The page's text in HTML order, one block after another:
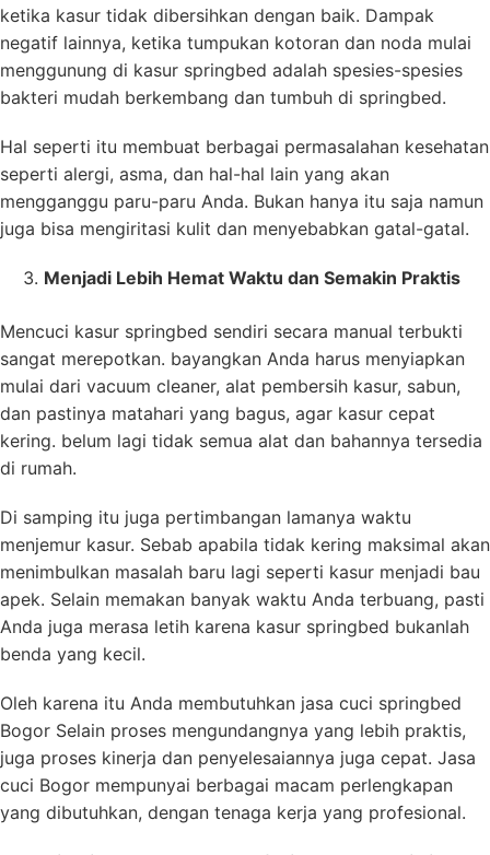
ketika kasur tidak dibersihkan dengan baik. Dampak
negatif lainnya, ketika tumpukan kotoran dan noda mulai
menggunung di kasur springbed adalah spesies-spesies
bakteri mudah berkembang dan tumbuh di springbed.
Hal seperti itu membuat berbagai permasalahan kesehatan
seperti alergi, asma, dan hal-hal lain yang akan
mengganggu paru-paru Anda. Bukan hanya itu saja namun
juga bisa mengiritasi kulit dan menyebabkan gatal-gatal.
Menjadi Lebih Hemat Waktu dan Semakin Praktis
Mencuci kasur springbed sendiri secara manual terbukti
sangat merepotkan. bayangkan Anda harus menyiapkan
mulai dari vacuum cleaner, alat pembersih kasur, sabun,
dan pastinya matahari yang bagus, agar kasur cepat
kering. belum lagi tidak semua alat dan bahannya tersedia
di rumah.
Di samping itu juga pertimbangan lamanya waktu
menjemur kasur. Sebab apabila tidak kering maksimal akan
menimbulkan masalah baru lagi seperti kasur menjadi bau
apek. Selain memakan banyak waktu Anda terbuang, pasti
Anda juga merasa letih karena kasur springbed bukanlah
benda yang kecil.
Oleh karena itu Anda membutuhkan jasa cuci springbed
Bogor Selain proses mengundangnya yang lebih praktis,
juga proses kinerja dan penyelesaiannya juga cepat. Jasa
cuci Bogor mempunyai berbagai macam perlengkapan
yang dibutuhkan, dengan tenaga kerja yang profesional.